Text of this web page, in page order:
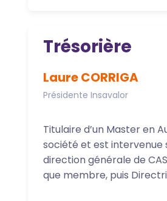
Trésorière
Laure CORRIGA
Présidente Insavalor
Titulaire d’un Master en
société et est intervenue
direction générale de
que membre, puis